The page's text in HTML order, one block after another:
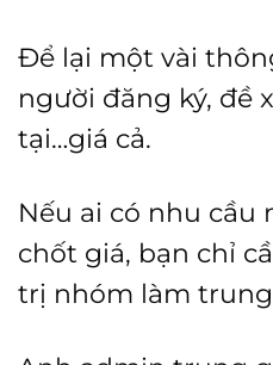
Để lại một vài
người đăng ký, đề
tại…giá cả.
Nếu ai có nhu cầu
chốt giá, bạn chỉ
trị nhóm làm